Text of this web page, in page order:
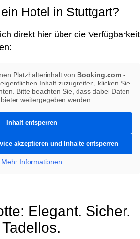
Hotel in Stuttgart?
direkt hier über die Verfügbarkeit
Platzhalterinhalt von Booking.com -
Inhalt zuzugreifen, klicken Sie
Bitte beachten Sie, dass dabei Daten
weitergegeben werden.
Inhalt entsperren
akzeptieren und Inhalte entsperren
Mehr Informationen
Elegant. Sicher.
Tadellos.